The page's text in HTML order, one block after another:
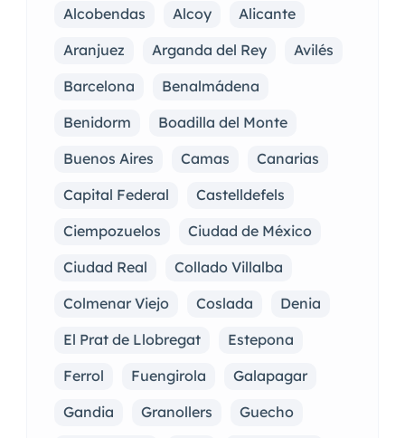
Alcobendas
Alcoy
Alicante
Aranjuez
Arganda del Rey
Avilés
Barcelona
Benalmádena
Benidorm
Boadilla del Monte
Buenos Aires
Camas
Canarias
Capital Federal
Castelldefels
Ciempozuelos
Ciudad de México
Ciudad Real
Collado Villalba
Colmenar Viejo
Coslada
Denia
El Prat de Llobregat
Estepona
Ferrol
Fuengirola
Galapagar
Gandia
Granollers
Guecho